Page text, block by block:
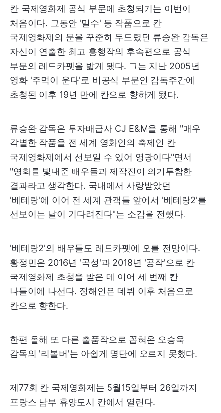
칸 국제영화제 공식 부문에 초청되기는 이번이
처음이다. 그동안 '밀수' 등 작품으로 칸
국제영화제의 문을 꾸준히 두드렸던 류승완 감독은
자신이 연출한 최고 흥행작의 후속편으로 공식
부문의 레드카펫을 밟게 됐다. 그는 지난 2005년
영화 '주먹이 운다'로 비공식 부문인 감독주간에
초청된 이후 19년 만에 칸으로 향하게 됐다.
류승완 감독은 투자배급사 CJ E&M을 통해 "매우
각별한 작품을 전 세계 영화인의 축제인 칸
국제영화제에서 선보일 수 있어 영광이다"면서
"영화를 빛내준 배우들과 제작진이 의기투합한
결과라고 생각한다. 국내에서 사랑받았던
'베테랑'에 이어 전 세계 관객들 앞에서 '베테랑2'를
선보이는 날이 기다려진다"는 소감을 전했다.
'베테랑2'의 배우들도 레드카펫에 오를 전망이다.
황정민은 2016년 '곡성'과 2018년 '공작'으로 칸
국제영화제 초청을 받은 데 이어 세 번째 칸
나들이에 나선다. 정해인은 데뷔 이후 처음으로
칸으로 향한다.
한편 올해 또 다른 출품작으로 꼽혀온 오승욱
감독의 '리볼버'는 아쉽게 명단에 오르지 못했다.
제77회 칸 국제영화제는 5월15일부터 26일까지
프랑스 남부 휴양도시 칸에서 열린다.